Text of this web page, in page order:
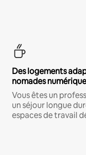
Des logements
nomades
Vous êtes un
un séjour longue
espaces de travail